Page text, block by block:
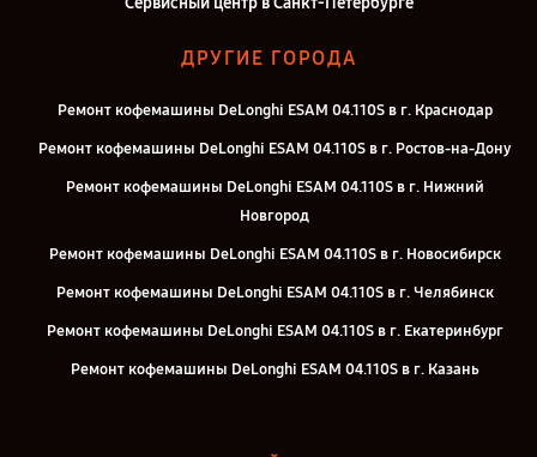
ДРУГИЕ ГОРОДА
Ремонт кофемашины DeLonghi ESAM 04.110S в г. Краснодар
Ремонт кофемашины DeLonghi ESAM 04.110S в г. Ростов-на-Дону
Ремонт кофемашины DeLonghi ESAM 04.110S в г. Нижний
Новгород
Ремонт кофемашины DeLonghi ESAM 04.110S в г. Новосибирск
Ремонт кофемашины DeLonghi ESAM 04.110S в г. Челябинск
Ремонт кофемашины DeLonghi ESAM 04.110S в г. Екатеринбург
Ремонт кофемашины DeLonghi ESAM 04.110S в г. Казань